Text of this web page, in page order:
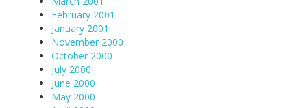
February 2001
January 2001
November 2000
October 2000
July 2000
June 2000
May 2000